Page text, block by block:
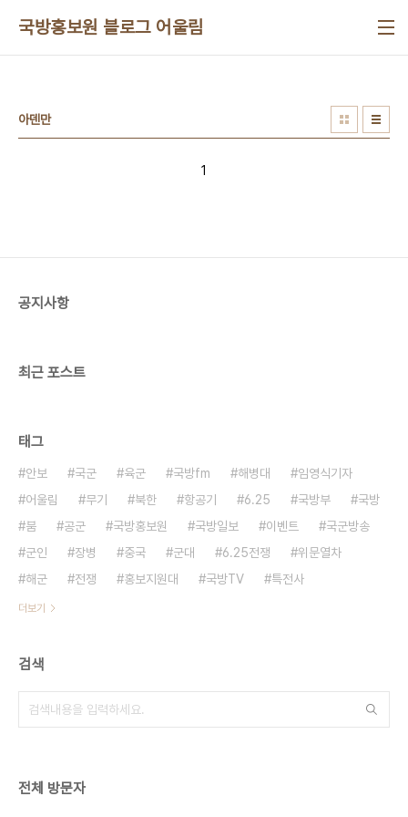
국방홍보원 블로그 어울림
아덴만
1
공지사항
최근 포스트
태그
안보 국군 육군 국방fm 해병대
임영식기자
어울림
무기 북한 항공기 6.25 국방부
국방
붐
공군 국방홍보원 국방일보 이벤트
국군방송
군인
장병 중국 군대 6.25전쟁
위문열차
해군
전쟁 홍보지원대 국방TV 특전사
더보기
검색
전체 방문자